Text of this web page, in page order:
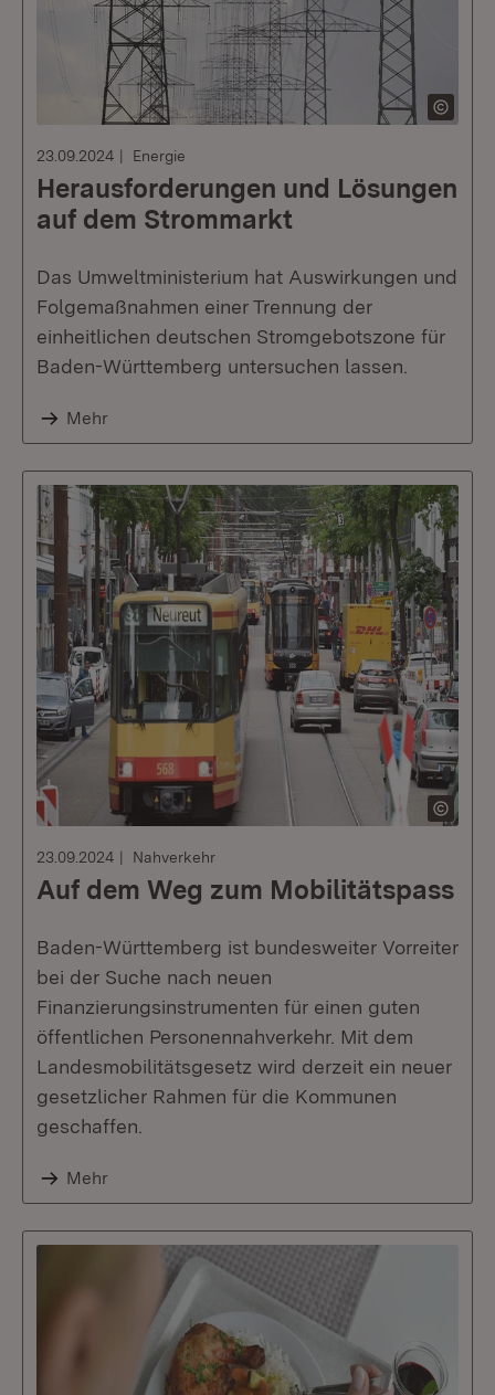
23.09.2024 Energie
Herausforderungen und Lösungen
auf dem Strommarkt
Das Umweltministerium hat Auswirkungen und
Folgemaßnahmen einer Trennung der
einheitlichen deutschen Stromgebotszone für
Baden-Württemberg untersuchen lassen.
Mehr
23.09.2024 Nahverkehr
Auf dem Weg zum Mobilitätspass
Baden-Württemberg ist bundesweiter Vorreiter
bei der Suche nach neuen
Finanzierungsinstrumenten für einen guten
öffentlichen Personennahverkehr. Mit dem
Landesmobilitätsgesetz wird derzeit ein neuer
gesetzlicher Rahmen für die Kommunen
geschaffen.
Mehr